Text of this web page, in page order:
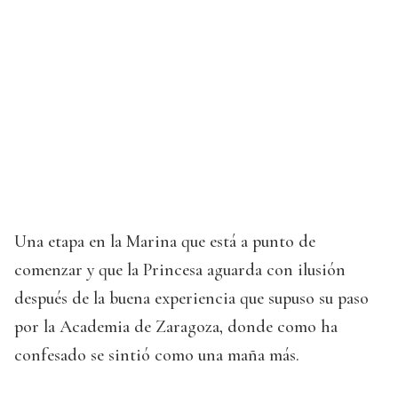
Una etapa en la Marina que está a punto de
comenzar y que la Princesa aguarda con ilusión
después de la buena experiencia que supuso su paso
por la Academia de Zaragoza, donde como ha
confesado se sintió como una maña más.